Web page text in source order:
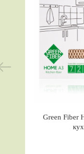
Файбер для